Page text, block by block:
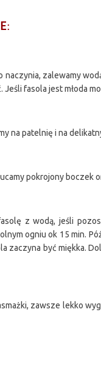
naczynia, zalewamy
fasola jest młoda
na patelnię i na
pokrojony boczek
z wodą, jeśli
ogniu ok 15 min.
zaczyna być miękka.
zawsze lekko